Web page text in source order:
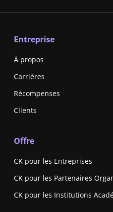
Entreprise
À propos
Carrières
Récompenses
Clients
Offre
CK pour les Entreprises
CK pour les Partenaires
CK pour les Institutions